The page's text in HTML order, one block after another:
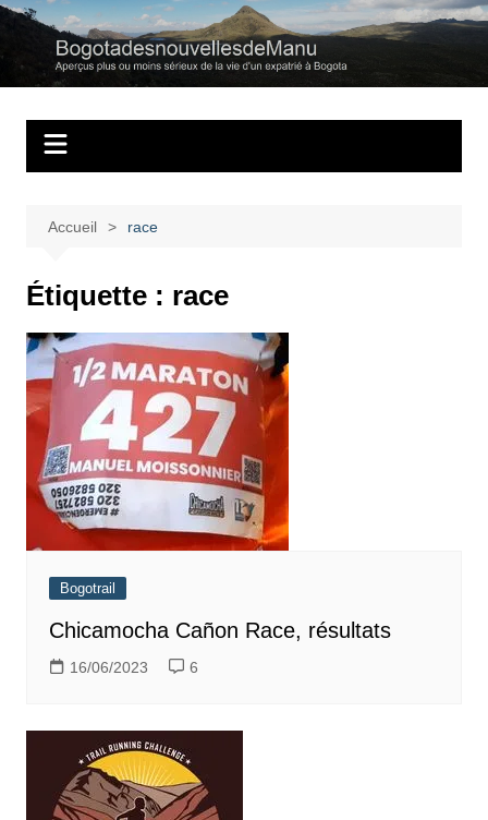
Aller
contenu
Regards personnels sur la vie d’expatrié à Bogota
Accueil race
Étiquette : race
Bogotrail
Chicamocha Cañon Race, résultats
16/06/2023 6